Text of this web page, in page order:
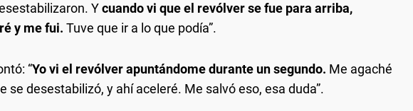
Ycuando vi que el revólver se fue para arriba,
y me fui. Tuve que ir a lo que podía”.
“Yo vi el revólver apuntándome durante un segundo. Me agaché
se desestabilizó, y ahí aceleré. Me salvó eso, esa duda”.